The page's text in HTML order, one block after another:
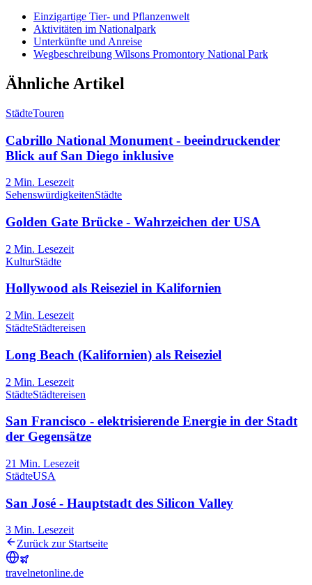
Einzigartige Tier- und Pflanzenwelt
Aktivitäten im Nationalpark
Unterkünfte und Anreise
Wegbeschreibung Wilsons Promontory National Park
Ähnliche Artikel
StädteTouren
Cabrillo National Monument - beeindruckender
Blick auf San Diego inklusive
2 Min. Lesezeit
SehenswürdigkeitenStädte
Golden Gate Brücke - Wahrzeichen der USA
2 Min. Lesezeit
KulturStädte
Hollywood als Reiseziel in Kalifornien
2 Min. Lesezeit
StädteStädtereisen
Long Beach (Kalifornien) als Reiseziel
2 Min. Lesezeit
StädteStädtereisen
San Francisco - elektrisierende Energie in der Stadt
der Gegensätze
21 Min. Lesezeit
StädteUSA
San José - Hauptstadt des Silicon Valley
3 Min. Lesezeit
Zurück zur Startseite
travelnetonline.de